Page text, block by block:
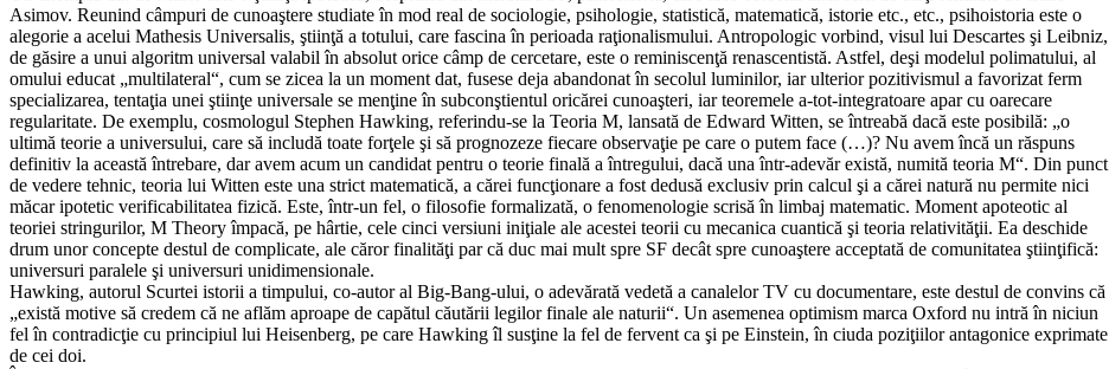
Asimov. Reunind câmpuri de cunoaştere studiate în mod real de sociologie, psihologie, statistică, matematică, istorie etc., etc., psihoistoria este o
alegorie a acelui Mathesis Universalis, ştiinţă a totului, care fascina în perioada raţionalismului. Antropologic vorbind, visul lui Descartes şi Leibniz,
de găsire a unui algoritm universal valabil în absolut orice câmp de cercetare, este o reminiscenţă renascentistă. Astfel, deşi modelul polimatului, al
omului educat „multilateral“, cum se zicea la un moment dat, fusese deja abandonat în secolul luminilor, iar ulterior pozitivismul a favorizat ferm
specializarea, tentaţia unei ştiinţe universale se menţine în subconştientul oricărei cunoaşteri, iar teoremele a-tot-integratoare apar cu oarecare
regularitate. De exemplu, cosmologul Stephen Hawking, referindu-se la Teoria M, lansată de Edward Witten, se întreabă dacă este posibilă: „o
ultimă teorie a universului, care să includă toate forţele şi să prognozeze fiecare observaţie pe care o putem face (…)? Nu avem încă un răspuns
definitiv la această întrebare, dar avem acum un candidat pentru o teorie finală a întregului, dacă una într-adevăr există, numită teoria M“. Din punct
de vedere tehnic, teoria lui Witten este una strict matematică, a cărei funcţionare a fost dedusă exclusiv prin calcul şi a cărei natură nu permite nici
măcar ipotetic verificabilitatea fizică. Este, într-un fel, o filosofie formalizată, o fenomenologie scrisă în limbaj matematic. Moment apoteotic al
teoriei stringurilor, M Theory împacă, pe hârtie, cele cinci versiuni iniţiale ale acestei teorii cu mecanica cuantică şi teoria relativităţii. Ea deschide
drum unor concepte destul de complicate, ale căror finalităţi par că duc mai mult spre SF decât spre cunoaştere acceptată de comunitatea ştiinţifică:
universuri paralele şi universuri unidimensionale.
Hawking, autorul Scurtei istorii a timpului, co-autor al Big-Bang-ului, o adevărată vedetă a canalelor TV cu documentare, este destul de convins că
„există motive să credem că ne aflăm aproape de capătul căutării legilor finale ale naturii“. Un asemenea optimism marca Oxford nu intră în niciun
fel în contradicţie cu principiul lui Heisenberg, pe care Hawking îl susţine la fel de fervent ca şi pe Einstein, în ciuda poziţiilor antagonice exprimate
de cei doi.